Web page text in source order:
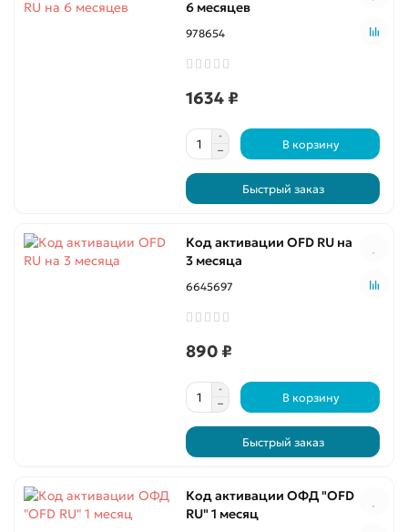
6 месяцев
978654
1634 ₽
В корзину
Быстрый заказ
Код активации OFD RU на
3 месяца
6645697
890 ₽
В корзину
Быстрый заказ
Код активации ОФД "OFD
RU" 1 месяц